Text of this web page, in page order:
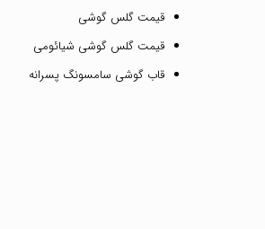
قیمت گلس گوشی
قیمت گلس گوشی شیائومی
قاب گوشی سامسونگ پسرانه